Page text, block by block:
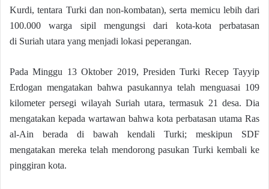
Kurdi, tentara Turki dan non-kombatan), serta memicu lebih dari
100.000 warga sipil mengungsi dari kota-kota perbatasan
di Suriah utara yang menjadi lokasi peperangan.
Pada Minggu 13 Oktober 2019, Presiden Turki Recep Tayyip
Erdogan mengatakan bahwa pasukannya telah menguasai 109
kilometer persegi wilayah Suriah utara, termasuk 21 desa. Dia
mengatakan kepada wartawan bahwa kota perbatasan utama Ras
al-Ain berada di bawah kendali Turki; meskipun SDF
mengatakan mereka telah mendorong pasukan Turki kembali ke
pinggiran kota.